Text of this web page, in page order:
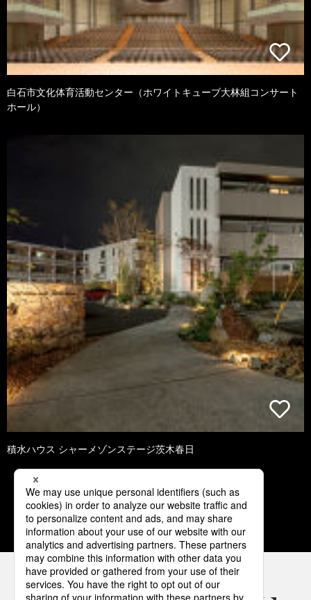
白石市文化体育活動センター（ホワイトキューブ大林組コンサート
ホール）
積水ハウス シャーメゾンステージ茨木春日
1 2 3 4 5
パナソニックの電気設備 SNSアカウント